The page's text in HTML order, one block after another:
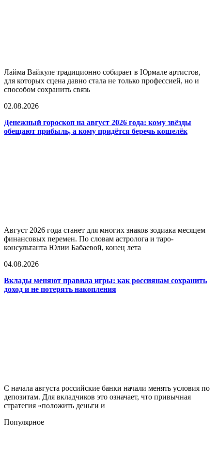
Лайма Вайкуле традиционно собирает в Юрмале артистов,
для которых сцена давно стала не только профессией, но и
способом сохранить связь
02.08.2026
Денежный гороскоп на август 2026 года: кому звёзды
обещают прибыль, а кому придётся беречь кошелёк
Август 2026 года станет для многих знаков зодиака месяцем
финансовых перемен. По словам астролога и таро-
консультанта Юлии Бабаевой, конец лета
04.08.2026
Вклады меняют правила игры: как россиянам сохранить
доход и не потерять накопления
С начала августа российские банки начали менять условия по
депозитам. Для вкладчиков это означает, что привычная
стратегия «положить деньги и
Популярное